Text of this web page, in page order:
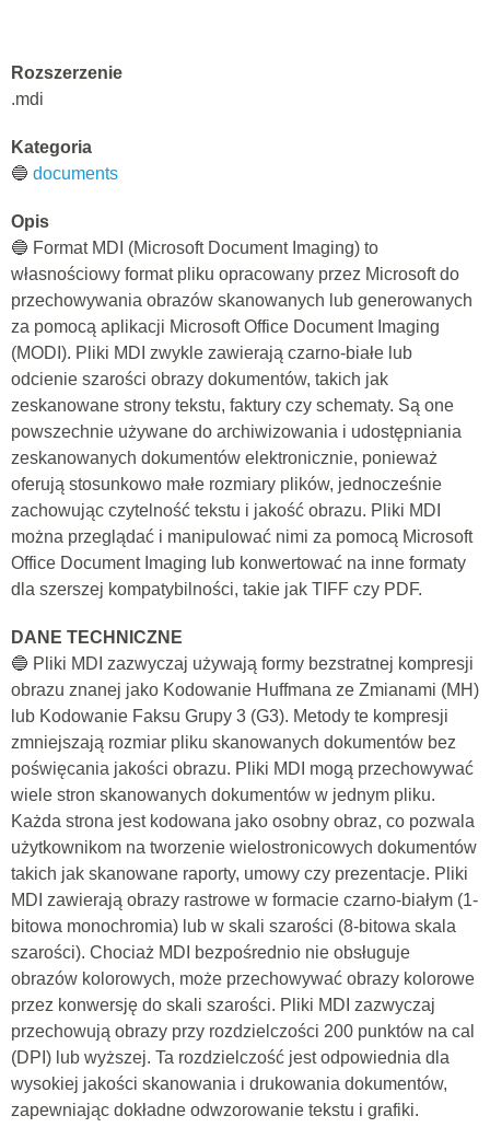
Rozszerzenie
.mdi
Kategoria
🔵 documents
Opis
🔵 Format MDI (Microsoft Document Imaging) to
własnościowy format pliku opracowany przez Microsoft do
przechowywania obrazów skanowanych lub generowanych
za pomocą aplikacji Microsoft Office Document Imaging
(MODI). Pliki MDI zwykle zawierają czarno-białe lub
odcienie szarości obrazy dokumentów, takich jak
zeskanowane strony tekstu, faktury czy schematy. Są one
powszechnie używane do archiwizowania i udostępniania
zeskanowanych dokumentów elektronicznie, ponieważ
oferują stosunkowo małe rozmiary plików, jednocześnie
zachowując czytelność tekstu i jakość obrazu. Pliki MDI
można przeglądać i manipulować nimi za pomocą Microsoft
Office Document Imaging lub konwertować na inne formaty
dla szerszej kompatybilności, takie jak TIFF czy PDF.
DANE TECHNICZNE
🔵 Pliki MDI zazwyczaj używają formy bezstratnej kompresji
obrazu znanej jako Kodowanie Huffmana ze Zmianami (MH)
lub Kodowanie Faksu Grupy 3 (G3). Metody te kompresji
zmniejszają rozmiar pliku skanowanych dokumentów bez
poświęcania jakości obrazu. Pliki MDI mogą przechowywać
wiele stron skanowanych dokumentów w jednym pliku.
Każda strona jest kodowana jako osobny obraz, co pozwala
użytkownikom na tworzenie wielostronicowych dokumentów
takich jak skanowane raporty, umowy czy prezentacje. Pliki
MDI zawierają obrazy rastrowe w formacie czarno-białym (1-
bitowa monochromia) lub w skali szarości (8-bitowa skala
szarości). Chociaż MDI bezpośrednio nie obsługuje
obrazów kolorowych, może przechowywać obrazy kolorowe
przez konwersję do skali szarości. Pliki MDI zazwyczaj
przechowują obrazy przy rozdzielczości 200 punktów na cal
(DPI) lub wyższej. Ta rozdzielczość jest odpowiednia dla
wysokiej jakości skanowania i drukowania dokumentów,
zapewniając dokładne odwzorowanie tekstu i grafiki.